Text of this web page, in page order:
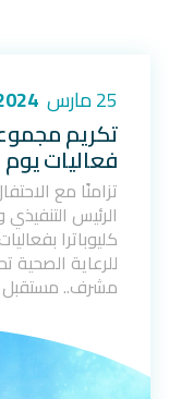
25 مارس
تكريم
فعاليات
تزامنًا مع
الرئيس
كليوباترا
للرعاية الصحية
مشرف..